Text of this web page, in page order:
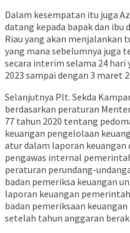
Dalam kesempatan itu juga
datang kepada bapak dan ibu
Riau yang akan menjalankan
yang mana sebelumnya juga
secara interim selama 24
2023 sampai dengan 3 maret
Selanjutnya Plt. Sekda
berdasarkan peraturan
77 tahun 2020 tentang
keuangan pengelolaan
atur dalam laporan
pengawas internal
peraturan perundang-
badan pemeriksa keuangan
laporan keuangan
badan pemeriksaan
setelah tahun anggaran